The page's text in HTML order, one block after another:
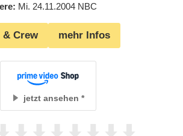
Mi. 24.11.2004 NBC
& Crew mehr Infos
jetzt ansehen